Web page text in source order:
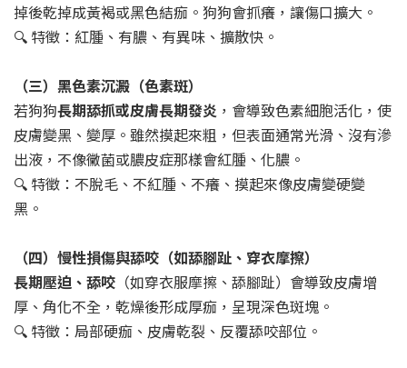
掉後乾掉成黃褐或黑色結痂。狗狗會抓癢，讓傷口擴大。
🔍 特徵：紅腫、有膿、有異味、擴散快。
（三）黑色素沉澱（色素斑）
若狗狗長期舔抓或皮膚長期發炎 ，會導致色素細胞活化，使
皮膚變黑、變厚。雖然摸起來粗，但表面通常光滑、沒有滲
出液，不像黴菌或膿皮症那樣會紅腫、化膿。
🔍 特徵：不脫毛、不紅腫、不癢、摸起來像皮膚變硬變
黑。
（四）慢性損傷與舔咬（如舔腳趾、穿衣摩擦）
長期壓迫、舔咬 （如穿衣服摩擦、舔腳趾）會導致皮膚增
厚、角化不全，乾燥後形成厚痂，呈現深色斑塊。
🔍 特徵：局部硬痂、皮膚乾裂、反覆舔咬部位。